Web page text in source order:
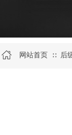
网站首页 ∷ 后